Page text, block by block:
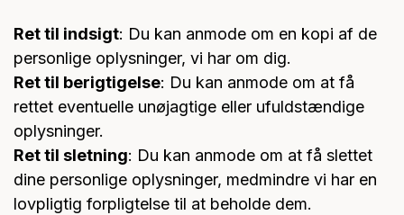
Ret til indsigt: Du kan anmode om en kopi af de
personlige oplysninger, vi har om dig.
Ret til berigtigelse: Du kan anmode om at få
rettet eventuelle unøjagtige eller ufuldstændige
oplysninger.
Ret til sletning: Du kan anmode om at få slettet
dine personlige oplysninger, medmindre vi har en
lovpligtig forpligtelse til at beholde dem.